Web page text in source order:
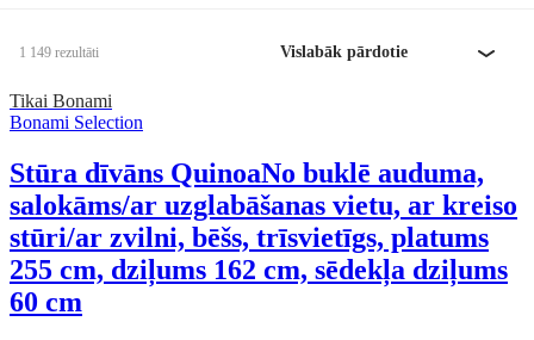
1 149 rezultāti Vislabāk pārdotie
Tikai Bonami
Bonami Selection
Stūra dīvāns QuinoaNo buklē auduma,
salokāms/ar uzglabāšanas vietu, ar kreiso
stūri/ar zvilni, bēšs, trīsvietīgs, platums
255 cm, dziļums 162 cm, sēdekļa dziļums
60 cm